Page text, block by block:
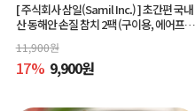
[ 주식회사 삼일(Samil Inc.) ]초간편 국내
산 동해안 손질 참치 2팩 (구이용, 에어프라
이어 간편조리)
11,900원
17% 9,900원